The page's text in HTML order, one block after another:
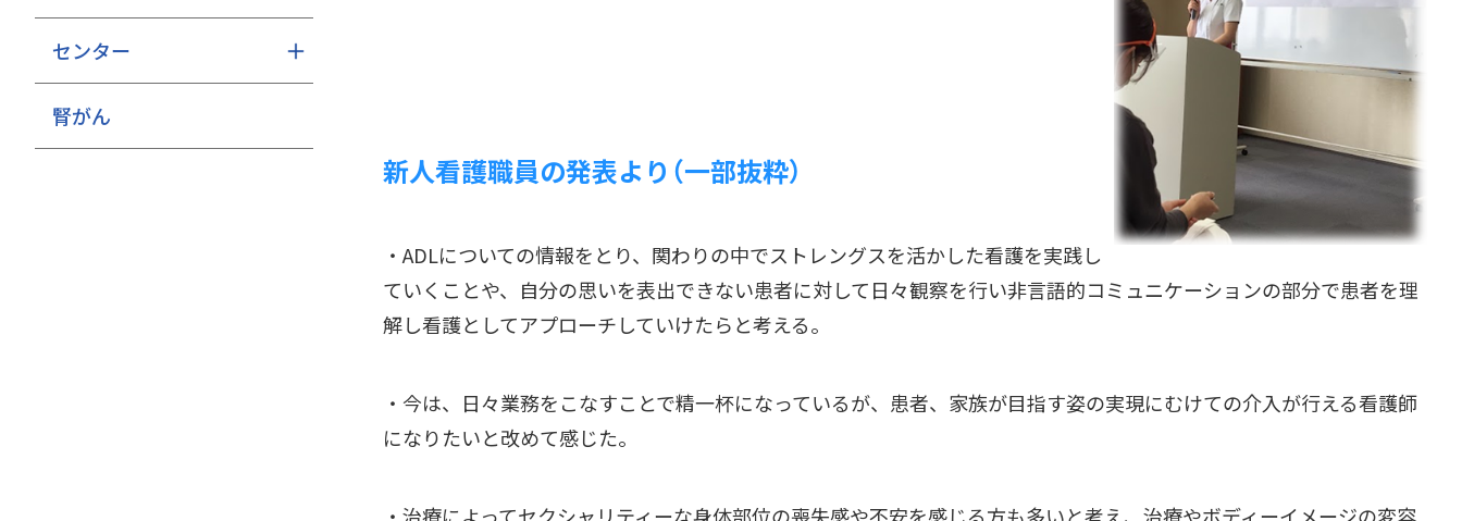
センター
腎がん
新人看護職員の発表より（一部抜粋）
・ADLについての情報をとり、関わりの中でストレングスを活かした看護を実践し
ていくことや、自分の思いを表出できない患者に対して日々観察を行い非言語的コミュニケーションの部分で患者を理
解し看護としてアプローチしていけたらと考える。
・今は、日々業務をこなすことで精一杯になっているが、患者、家族が目指す姿の実現にむけての介入が行える看護師
になりたいと改めて感じた。